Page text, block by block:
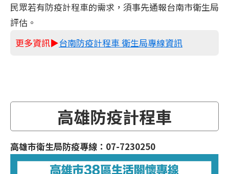
民眾若有防疫計程車的需求，須事先通報台南市衛生局
評估。
更多資訊▶台南防疫計程車 衛生局專線資訊
高雄防疫計程車
高雄市衛生局防疫專線：07-7230250